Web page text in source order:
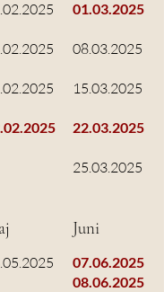
01.03.2025
08.03.2025
15.03.2025
22.03.2025
25.03.2025
Juni
07.06.2025
08.06.2025